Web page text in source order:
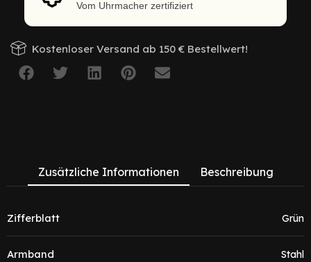
Vom Uhrmacher zertifiziert
Kostenloser Versand ab 150 € Bestellwert!
Zusätzliche Informationen Beschreibung
Zifferblatt Grün
Armband Stahl